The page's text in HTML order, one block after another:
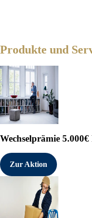
Produkte und
Wechselprämie
Zur Aktion